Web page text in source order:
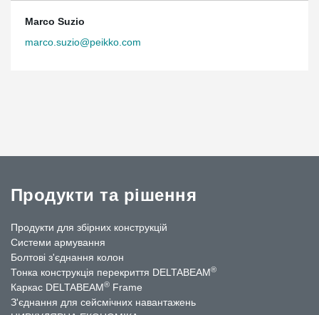
Marco Suzio
marco.suzio@peikko.com
Продукти та рішення
Продукти для збірних конструкцій
Системи армування
Болтові з'єднання колон
Тонка конструкція перекриття DELTABEAM®
Каркас DELTABEAM® Frame
З'єднання для сейсмічних навантажень